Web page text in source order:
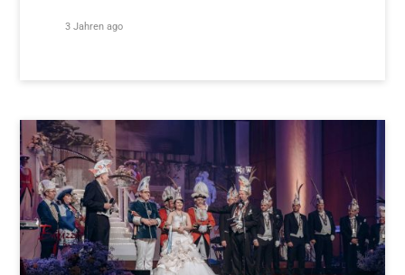
3 Jahren ago